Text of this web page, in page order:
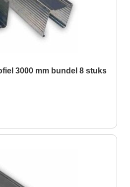
3000 mm bundel 8 stuks